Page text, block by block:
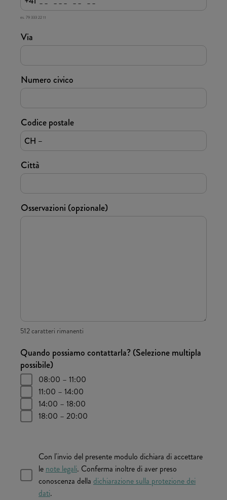
es. 79 333 22 11
Via
Numero civico
CH –
Codice postale
Città
Osservazioni (opzionale)
512 caratteri rimanenti
Quando possiamo contattarla? (Selezione multipla
possibile)
08:00 – 11:00
11:00 – 14:00
14:00 – 18:00
18:00 – 20:00
Con l'invio del presente modulo dichiara di accettare
le note legali. Conferma inoltre di aver preso
conoscenza della dichiarazione sulla protezione dei
dati.